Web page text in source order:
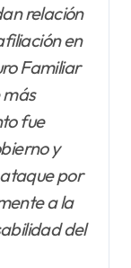
relación
en
Familiar
más
fue
y
por
a la
del